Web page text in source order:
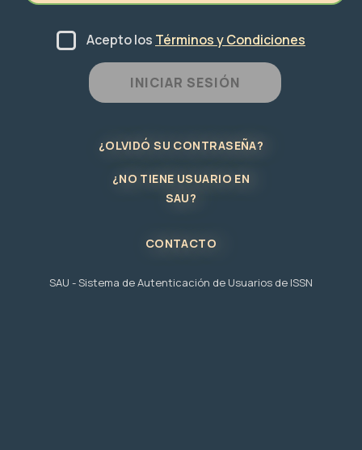
Acepto los Términos y Condiciones
¿OLVIDÓ SU CONTRASEÑA?
¿NO TIENE USUARIO EN
SAU?
CONTACTO
SAU - Sistema de Autenticación de Usuarios de ISSN